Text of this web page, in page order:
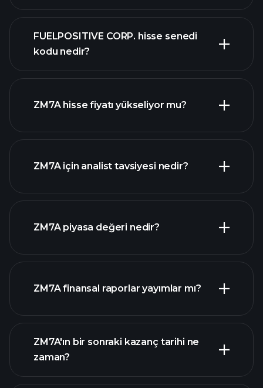
gelişmiş grafik
FUELPOSITIVE CORP. hisse senedi
kodu nedir?
ZM7A hisse fiyatı yükseliyor mu?
ZM7A grafik
ZM7A için analist tavsiyesi nedir?
ZM7A piyasa değeri nedir?
piyasa
ZM7A finansal raporlar yayımlar mı?
ZM7A finansal verilerini
ZM7A'ın bir sonraki kazanç tarihi ne
zaman?